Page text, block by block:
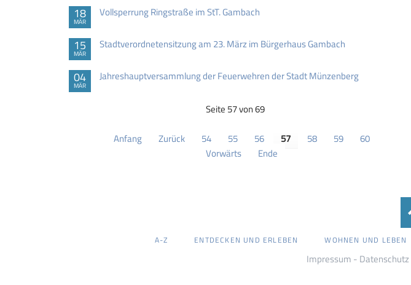
18
MÄR
Vollsperrung Ringstraße im StT. Gambach
15
MÄR
Stadtverordnetensitzung am 23. März im Bürgerhaus Gambach
04
MÄR
Jahreshauptversammlung der Feuerwehren der Stadt Münzenberg
Seite 57 von 69
Anfang Zurück 54 55 56 57 58 59
60
Vorwärts
Ende
ÜBERSPRINGEN
A-Z ENTDECKEN UND ERLEBEN WOHNEN UND LEBEN
Impressum - Datenschutz